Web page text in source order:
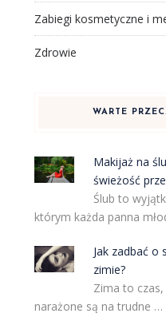
Zabiegi kosmetyczne i
Zdrowie
WARTE
Makijaż na
świeżość
Ślub to
którym każda panna
Jak zadbać o
zimie?
Zima to czas,
narażone są na trudne …